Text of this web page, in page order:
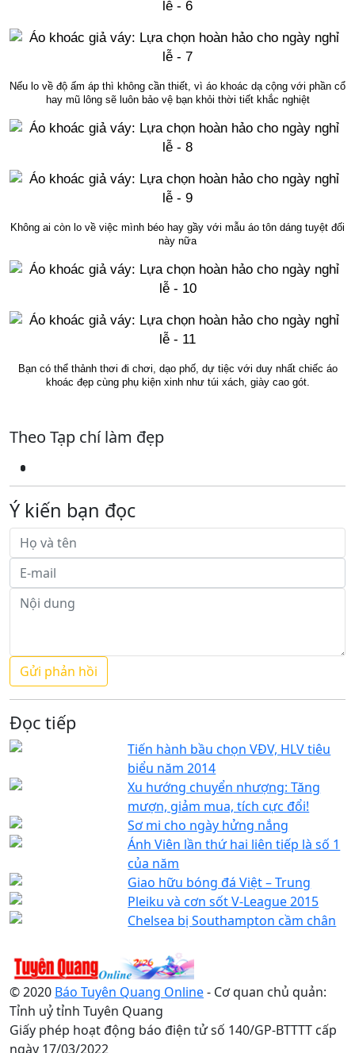
Nếu lo về độ ấm áp thì không cần thiết, vì áo khoác dạ cộng với phần cổ
hay mũ lông sẽ luôn bảo vệ bạn khỏi thời tiết khắc nghiệt
Không ai còn lo về việc mình béo hay gầy với mẫu áo tôn dáng tuyệt đối
này nữa
Bạn có thể thảnh thơi đi chơi, dạo phố, dự tiệc với duy nhất chiếc áo
khoác đẹp cùng phụ kiện xinh như túi xách, giày cao gót.
Theo Tạp chí làm đẹp
Ý kiến bạn đọc
Đọc tiếp
Tiến hành bầu chọn VĐV, HLV tiêu
biểu năm 2014
Xu hướng chuyển nhượng: Tăng
mượn, giảm mua, tích cực đổi!
Sơ mi cho ngày hửng nắng
Ánh Viên lần thứ hai liên tiếp là số 1
của năm
Giao hữu bóng đá Việt – Trung
Pleiku và cơn sốt V-League 2015
Chelsea bị Southampton cầm chân
© 2020 Báo Tuyên Quang Online- Cơ quan chủ quản:
Tỉnh uỷ tỉnh Tuyên Quang
Giấy phép hoạt động báo điện tử số 140/GP-BTTTT cấp
ngày 17/03/2022